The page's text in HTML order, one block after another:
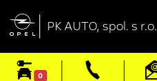
 PK AUTO, spol. s r.o.
0